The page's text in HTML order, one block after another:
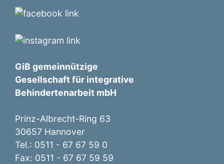
GiB gemeinnützige
Gesellschaft für integrative
Behindertenarbeit mbH
Prinz-Albrecht-Ring 63
30657 Hannover
Tel.: 0511 - 67 67 59 0
Fax: 0511 - 67 67 59 59